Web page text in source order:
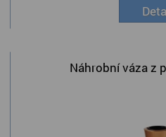
Náhrobní váza z